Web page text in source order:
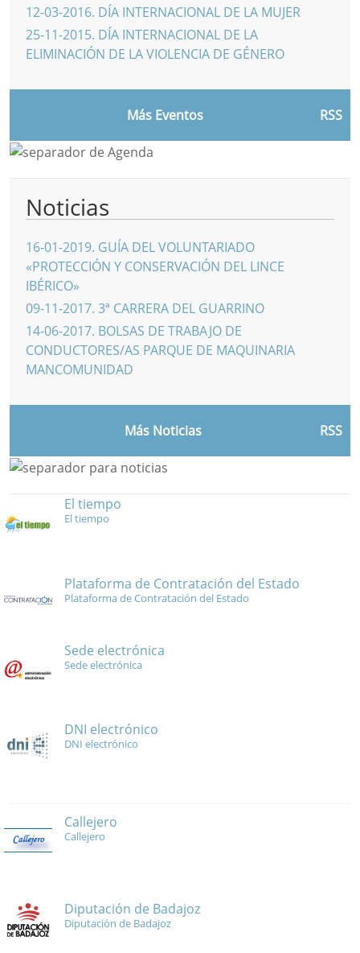
12-03-2016. DÍA INTERNACIONAL DE LA MUJER
25-11-2015. DÍA INTERNACIONAL DE LA
ELIMINACIÓN DE LA VIOLENCIA DE GÉNERO
Más Eventos RSS
Noticias
16-01-2019. GUÍA DEL VOLUNTARIADO
«PROTECCIÓN Y CONSERVACIÓN DEL LINCE
IBÉRICO»
09-11-2017. 3ª CARRERA DEL GUARRINO
14-06-2017. BOLSAS DE TRABAJO DE
CONDUCTORES/AS PARQUE DE MAQUINARIA
MANCOMUNIDAD
Más Noticias RSS
El tiempo
El tiempo
Plataforma de Contratación del Estado
Plataforma de Contratación del Estado
Sede electrónica
Sede electrónica
DNI electrónico
DNI electrónico
Callejero
Callejero
Diputación de Badajoz
Diputación de Badajoz